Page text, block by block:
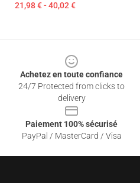
21,98 € - 40,02 €
Achetez en toute confiance
24/7 Protected from clicks to
delivery
Paiement 100% sécurisé
PayPal / MasterCard / Visa